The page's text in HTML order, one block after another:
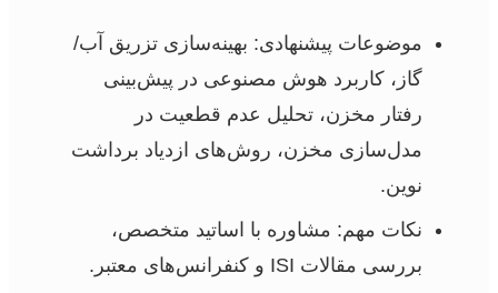
موضوعات پیشنهادی: بهینه‌سازی تزریق آب/
گاز، کاربرد هوش مصنوعی در پیش‌بینی
رفتار مخزن، تحلیل عدم قطعیت در
مدل‌سازی مخزن، روش‌های ازدیاد برداشت
نوین.
نکات مهم: مشاوره با اساتید متخصص،
بررسی مقالات ISI و کنفرانس‌های معتبر.